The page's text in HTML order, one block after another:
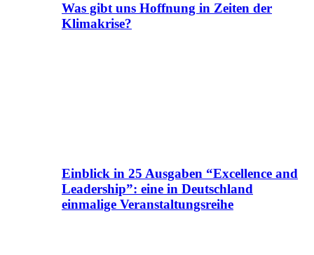
Was gibt uns Hoffnung in Zeiten der
Klimakrise?
Einblick in 25 Ausgaben “Excellence and
Leadership”: eine in Deutschland
einmalige Veranstaltungsreihe